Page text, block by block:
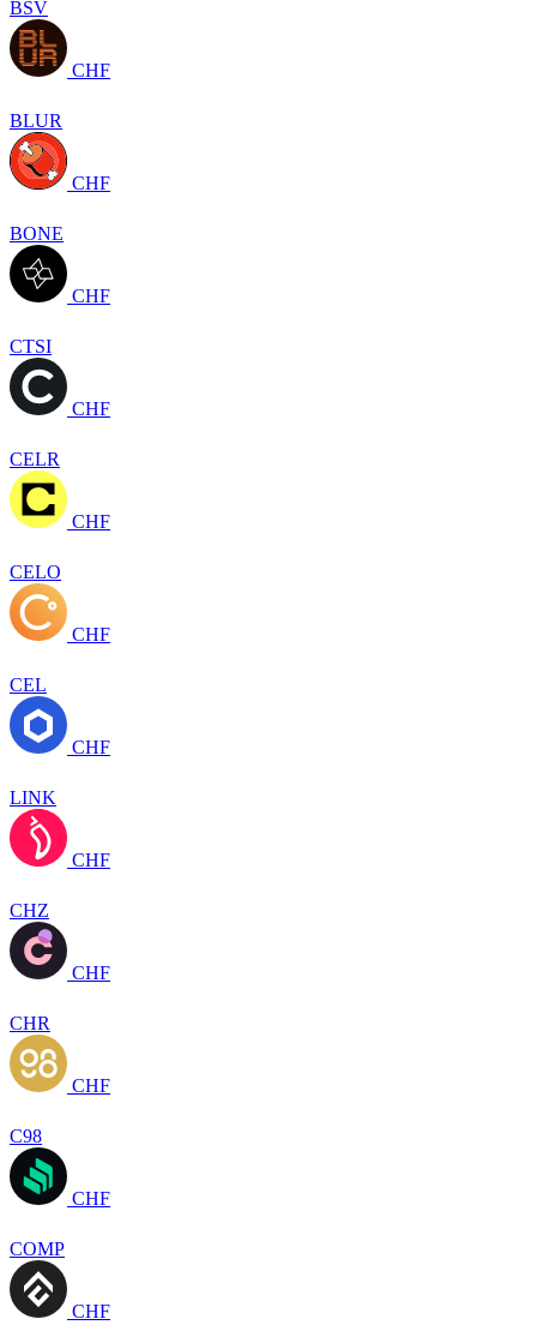
BSV
CHF
BLUR
CHF
BONE
CHF
CTSI
CHF
CELR
CHF
CELO
CHF
CEL
CHF
LINK
CHF
CHZ
CHF
CHR
CHF
C98
CHF
COMP
CHF